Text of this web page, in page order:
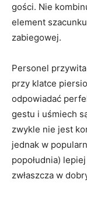
gości. Nie
element
zabiegowej.
Personel przywita
przy klatce
odpowiadać
gestu i uśmiech
zwykle nie jest
jednak w
popołudnia)
zwłaszcza w